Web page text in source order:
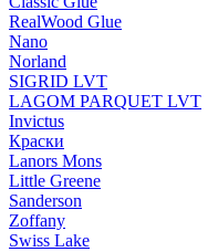
RealWood Glue
Nano
Norland
SIGRID LVT
LAGOM PARQUET LVT
Invictus
Краски
Lanors Mons
Little Greene
Sanderson
Zoffany
Swiss Lake